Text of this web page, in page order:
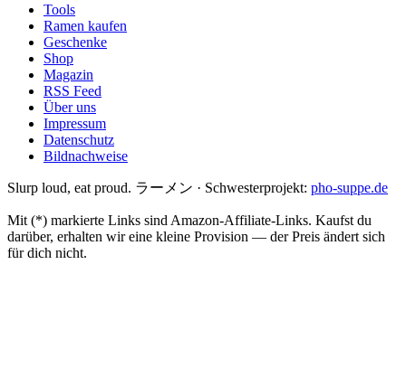
Tools
Ramen kaufen
Geschenke
Shop
Magazin
RSS Feed
Über uns
Impressum
Datenschutz
Bildnachweise
Slurp loud, eat proud. ラーメン · Schwesterprojekt: pho-suppe.de
Mit (*) markierte Links sind Amazon-Affiliate-Links. Kaufst du
darüber, erhalten wir eine kleine Provision — der Preis ändert sich
für dich nicht.